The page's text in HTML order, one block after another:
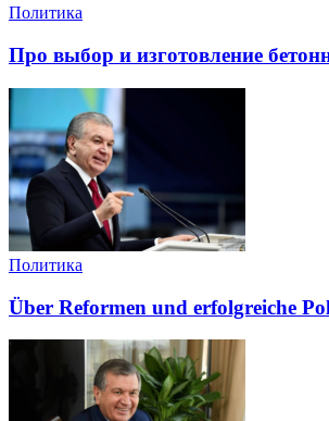
Политика
Про выбор и изготовление
Политика
Über Reformen und erfolgreiche